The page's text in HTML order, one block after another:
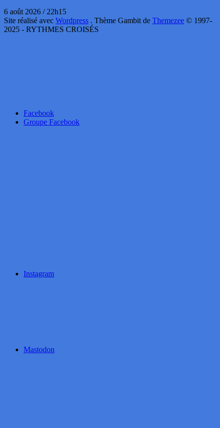
6 août 2026 / 22h15
Site réalisé avec Wordpress . Thème Gambit de Themezee © 1997-
2025 - RYTHMES CROISÉS
Facebook
Groupe Facebook
Instagram
Mastodon